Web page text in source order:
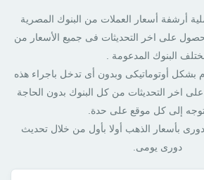
أرشفة أسعار العملات من البنوك المصرية
على اخر التحديثات فى جميع الأسعار من
البنوك المدعومة .
بشكل أوتوماتيكى وبدون أى تدخل باجراء هذه
اخر التحديثات من كل البنوك بدون الحاجة
إلى كل موقع على حدة.
بأسعار الذهب أولا بأول من خلال تحديث
دورى يومى.